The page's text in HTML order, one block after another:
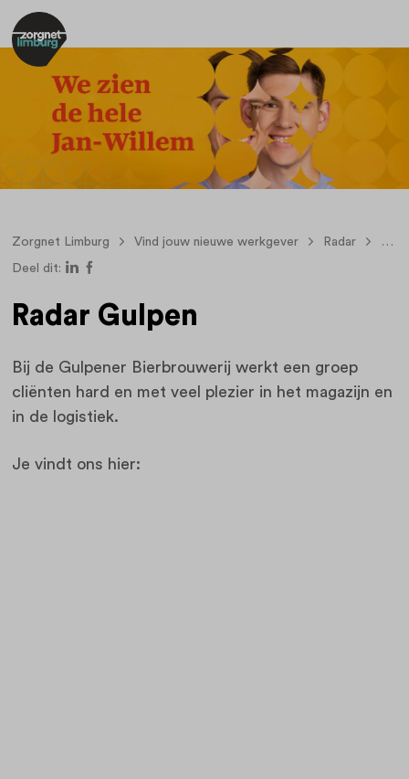
Zorgnet Limburg Vind jouw nieuwe werkgever Radar
Deel dit:
Radar Gulpen
Bij de Gulpener Bierbrouwerij werkt een groep
cliënten hard en met veel plezier in het magazijn en
in de logistiek.
Je vindt ons hier: